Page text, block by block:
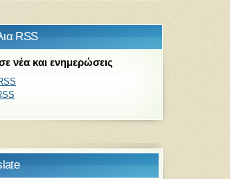
RSS
νέα και ενημερώσεις